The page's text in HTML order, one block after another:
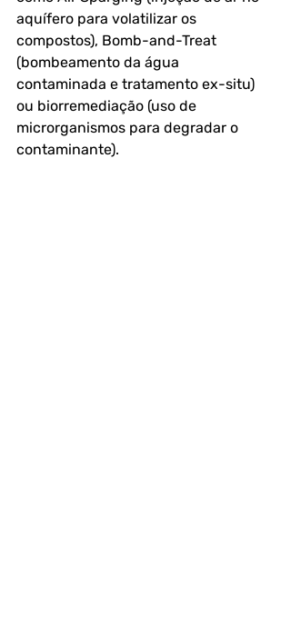
aquífero para volatilizar os
compostos), Bomb-and-Treat
(bombeamento da água
contaminada e tratamento ex-situ)
ou biorremediação (uso de
microrganismos para degradar o
contaminante).